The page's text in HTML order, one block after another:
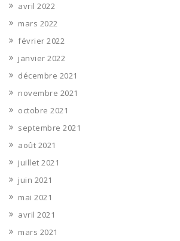
avril 2022
mars 2022
février 2022
janvier 2022
décembre 2021
novembre 2021
octobre 2021
septembre 2021
août 2021
juillet 2021
juin 2021
mai 2021
avril 2021
mars 2021